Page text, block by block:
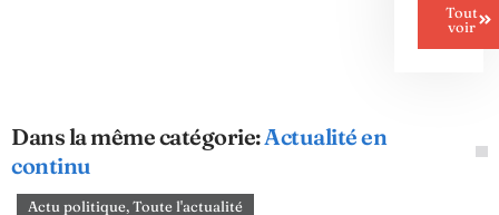
Tout
voir
Dans la même catégorie:Actualité en
continu
Actu politique,Toute l'actualité